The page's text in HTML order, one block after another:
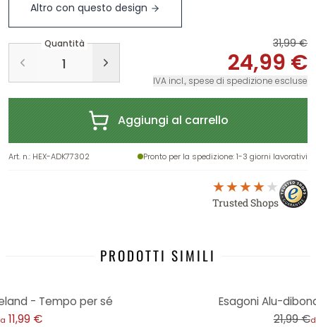
Altro con questo design
Quantità 31,99 €
24,99 €
IVA incl., spese di spedizione escluse
Aggiungi al carrello
Art. n.: HEX-ADK77302 Pronto per la spedizione: 1-3 giorni lavorativi
Trusted Shops
PRODOTTI SIMILI
- Tempo per sé
11,99 €
Esagoni Alu-
21,99 €